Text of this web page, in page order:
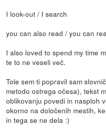
I look-out / I search
you can also read / you can
I also loved to spend my time
te to ne veseli več.
Tole sem ti popravil sam
metodo ostrega očesa), tekst
oblikovanju povedi in nasploh
okorno na določenih mestih,
in tega se ne dela :)